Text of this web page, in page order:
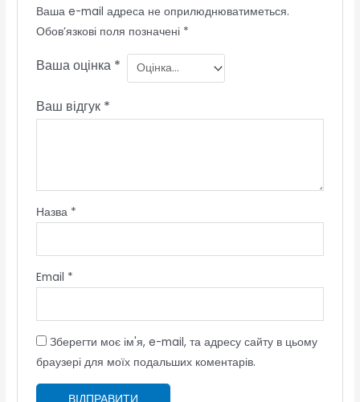
Ваша e-mail адреса не оприлюднюватиметься.
Обов’язкові поля позначені *
Ваша оцінка *
Ваш відгук *
Назва *
Email *
Зберегти моє ім'я, e-mail, та адресу сайту в цьому
браузері для моїх подальших коментарів.